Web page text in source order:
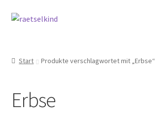
Zur
Zum
Cookie-Richtlinie (EU)
Start Produkte verschlagwortet mit „Erbse“
Erbse